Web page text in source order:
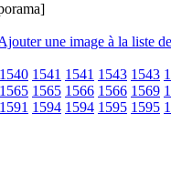
1540 1541 1541 1543 1543
1565 1565 1566 1566 1569
1591 1594 1594 1595 1595